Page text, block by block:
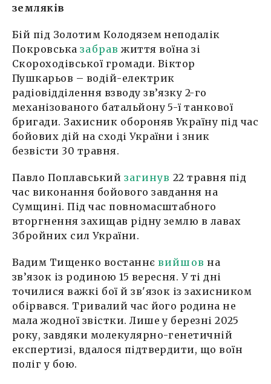
земляків
Бій під Золотим Колодязем неподалік
Покровськазабрав життя воїна зі
Скороходівської громади. Віктор
Пушкарьов – водій-електрик
радіовідділення взводу зв’язку 2-го
механізованого батальйону 5-ї танкової
бригади. Захисник обороняв Україну під час
бойових дій на сході України і зник
безвісти 30 травня.
Павло Поплавський загинув 22 травня під
час виконання бойового завдання на
Сумщині. Під час повномасштабного
вторгнення захищав рідну землю в лавах
Збройних сил України.
Вадим Тищенко востаннєвийшов на
зв’язок із родиною 15 вересня. У ті дні
точилися важкі бої й зв'язок із захисником
обірвався. Тривалий час його родина не
мала жодної звістки. Лише у березні 2025
року, завдяки молекулярно-генетичній
експертизі, вдалося підтвердити, що воїн
поліг у бою.